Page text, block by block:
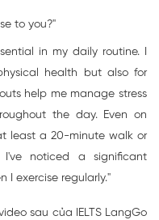
to you?"
in my daily routine. I
health but also for
help me manage stress
the day. Even on
least a 20-minute walk or
I've noticed a significant
I exercise regularly."
sau của IELTS LangGo